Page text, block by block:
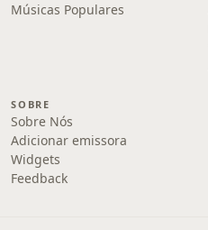
Músicas Populares
SOBRE
Sobre Nós
Adicionar emissora
Widgets
Feedback